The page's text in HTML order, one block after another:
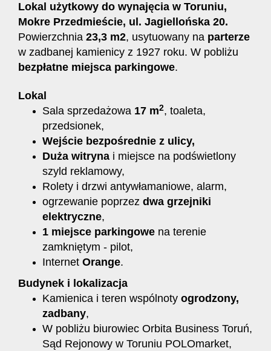
Lokal użytkowy do wynajęcia w Toruniu,
Mokre Przedmieście, ul. Jagiellońska 20.
Powierzchnia 23,3 m2, usytuowany na parterze
w zadbanej kamienicy z 1927 roku. W pobliżu
bezpłatne miejsca parkingowe.
Lokal
Sala sprzedażowa 17 m2, toaleta,
przedsionek,
Wejście bezpośrednie z ulicy,
Duża witryna i miejsce na podświetlony
szyld reklamowy,
Rolety i drzwi antywłamaniowe, alarm,
ogrzewanie poprzez dwa grzejniki
elektryczne,
1 miejsce parkingowe na terenie
zamkniętym - pilot,
Internet Orange.
Budynek i lokalizacja
Kamienica i teren wspólnoty ogrodzony,
zadbany,
W pobliżu biurowiec Orbita Business Toruń,
Sąd Rejonowy w Toruniu POLOmarket,